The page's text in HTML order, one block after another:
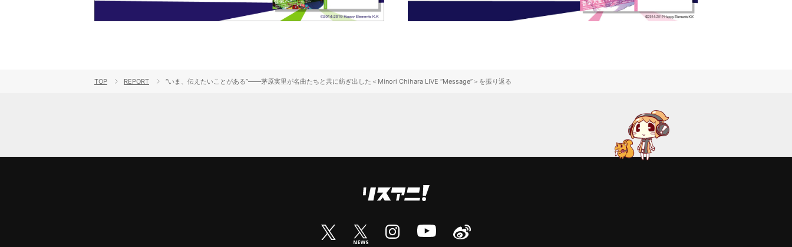
TOP REPORT “いま、伝えたいことがある”――茅原実里が名曲たちと共に紡ぎ出した＜Minori Chihara LIVE “Message”＞を振り返る